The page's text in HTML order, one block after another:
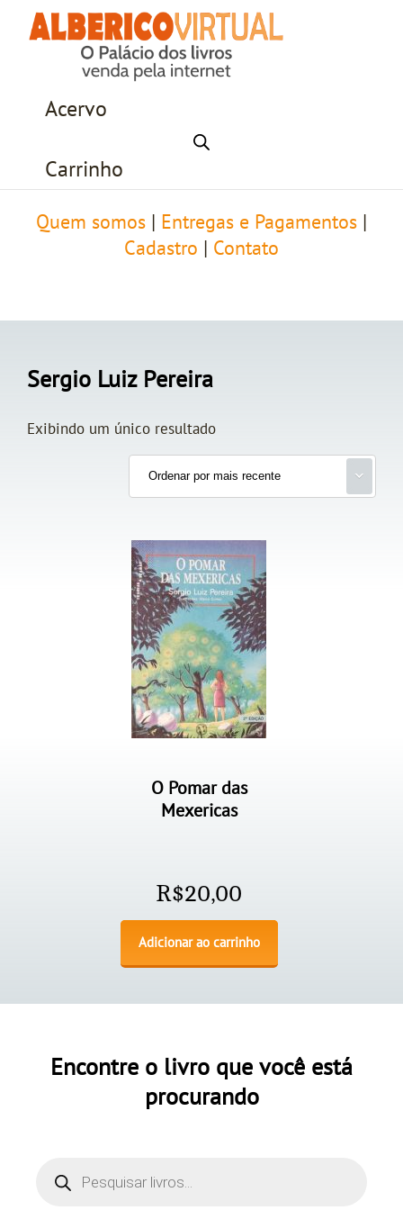
Acervo
Carrinho
Quem somos Entregas e Pagamentos
Cadastro
Contato
Sergio Luiz Pereira
Exibindo um único resultado
O Pomar das
Mexericas
R$20,00
Adicionar ao carrinho
Encontre o livro que você está
procurando